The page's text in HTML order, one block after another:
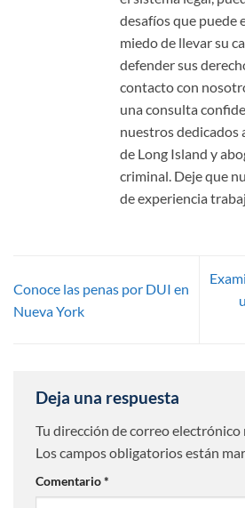
desafíos que puede
miedo de llevar su
defender sus
contacto con
una consulta
nuestros dedicados
de Long Island y
criminal. Deje que
de experiencia
Conoce las penas por DUI en
Nueva York
Deja una respuesta
Tu dirección de correo electrónico
Los campos obligatorios están
Comentario*